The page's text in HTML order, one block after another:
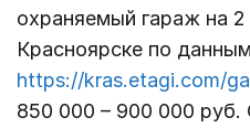
охраняемый гараж на
Красноярске по
https://kras.etagi.com/
850 000 – 900 000 руб.